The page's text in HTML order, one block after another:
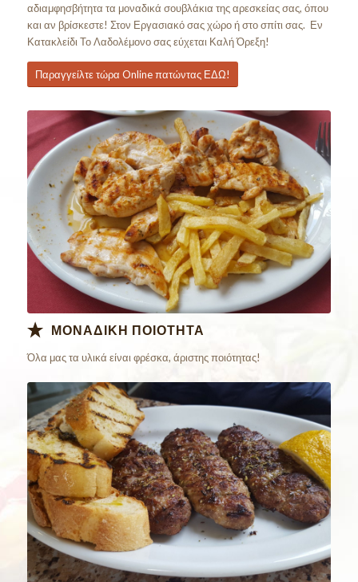
αδιαμφησβήτητα τα μοναδικά σουβλάκια της αρεσκείας σας, όπου
και αν βρίσκεστε! Στον Εργασιακό σας χώρο ή στο σπίτι σας. Εν
Κατακλείδι Το Λαδολέμονο σας εύχεται Καλή Όρεξη!
Παραγγείλτε τώρα Online πατώντας ΕΔΩ!
ΜΟΝΑΔΙΚΗ ΠΟΙΟΤΗΤΑ
Όλα μας τα υλικά είναι φρέσκα, άριστης ποιότητας!
Παράγγειλε
Online Τώρα!!!